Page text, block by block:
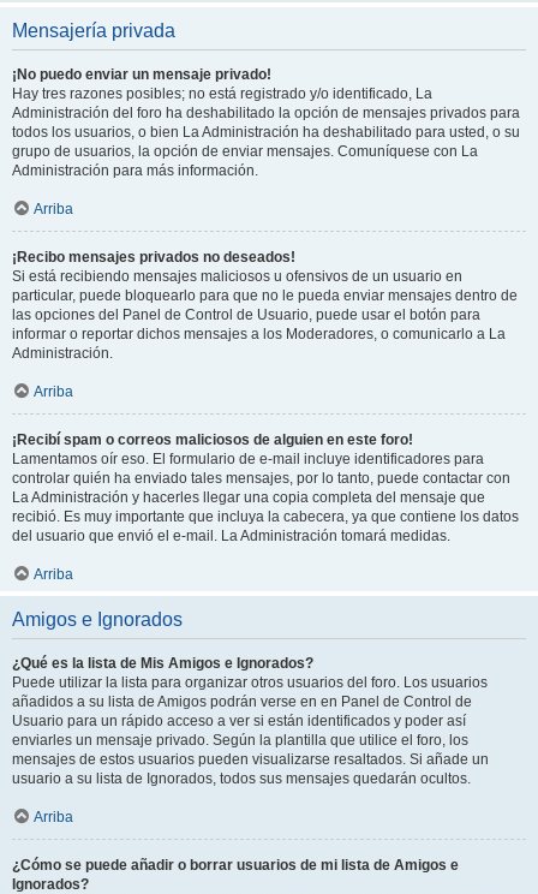
Mensajería privada
¡No puedo enviar un mensaje privado!
Hay tres razones posibles; no está registrado y/o identificado, La
Administración del foro ha deshabilitado la opción de mensajes privados para
todos los usuarios, o bien La Administración ha deshabilitado para usted, o su
grupo de usuarios, la opción de enviar mensajes. Comuníquese con La
Administración para más información.
Arriba
¡Recibo mensajes privados no deseados!
Si está recibiendo mensajes maliciosos u ofensivos de un usuario en
particular, puede bloquearlo para que no le pueda enviar mensajes dentro de
las opciones del Panel de Control de Usuario, puede usar el botón para
informar o reportar dichos mensajes a los Moderadores, o comunicarlo a La
Administración.
Arriba
¡Recibí spam o correos maliciosos de alguien en este foro!
Lamentamos oír eso. El formulario de e-mail incluye identificadores para
controlar quién ha enviado tales mensajes, por lo tanto, puede contactar con
La Administración y hacerles llegar una copia completa del mensaje que
recibió. Es muy importante que incluya la cabecera, ya que contiene los datos
del usuario que envió el e-mail. La Administración tomará medidas.
Arriba
Amigos e Ignorados
¿Qué es la lista de Mis Amigos e Ignorados?
Puede utilizar la lista para organizar otros usuarios del foro. Los usuarios
añadidos a su lista de Amigos podrán verse en en Panel de Control de
Usuario para un rápido acceso a ver si están identificados y poder así
enviarles un mensaje privado. Según la plantilla que utilice el foro, los
mensajes de estos usuarios pueden visualizarse resaltados. Si añade un
usuario a su lista de Ignorados, todos sus mensajes quedarán ocultos.
Arriba
¿Cómo se puede añadir o borrar usuarios de mi lista de Amigos e
Ignorados?